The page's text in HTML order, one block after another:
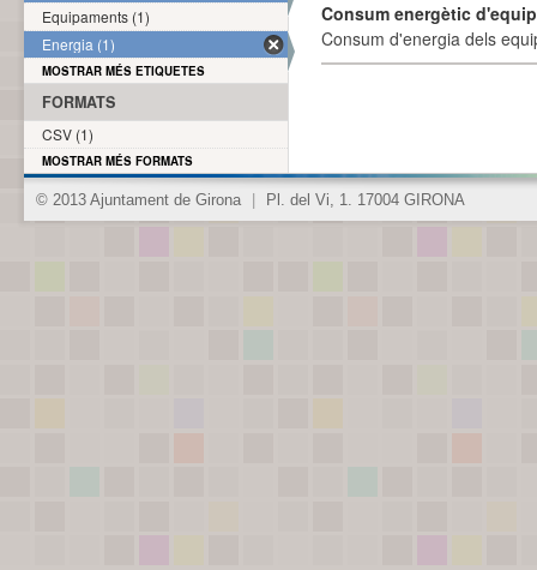
Consum energètic
Consum d'energia dels
Equipaments (1)
Energia (1)
MOSTRAR MÉS ETIQUETES
FORMATS
CSV (1)
MOSTRAR MÉS FORMATS
© 2013 Ajuntament de Girona Pl. del Vi, 1. 17004 GIRONA